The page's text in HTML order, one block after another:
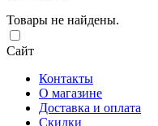
Товары не найдены.
Сайт
Контакты
О магазине
Доставка и оплата
Скидки